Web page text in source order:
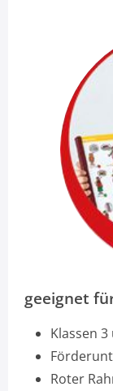
geeignet
Klassen 3
Roter